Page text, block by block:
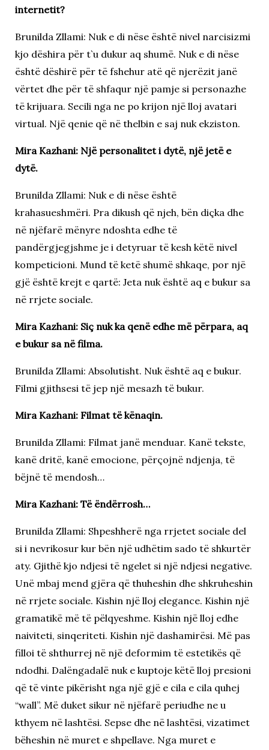
internetit?
Brunilda Zllami: Nuk e di nëse është nivel narcisizmi
kjo dëshira për t`u dukur aq shumë. Nuk e di nëse
është dëshirë për të fshehur atë që njerëzit janë
vërtet dhe për të shfaqur një pamje si personazhe
të krijuara. Secili nga ne po krijon një lloj avatari
virtual. Një qenie që në thelbin e saj nuk ekziston.
Mira Kazhani: Një personalitet i dytë, një jetë e
dytë.
Brunilda Zllami: Nuk e di nëse është
krahasueshmëri. Pra dikush që njeh, bën diçka dhe
në njëfarë mënyre ndoshta edhe të
pandërgjegjshme je i detyruar të kesh këtë nivel
kompeticioni. Mund të ketë shumë shkaqe, por një
gjë është krejt e qartë: Jeta nuk është aq e bukur sa
në rrjete sociale.
Mira Kazhani: Siç nuk ka qenë edhe më përpara, aq
e bukur sa në filma.
Brunilda Zllami: Absolutisht. Nuk është aq e bukur.
Filmi gjithsesi të jep një mesazh të bukur.
Mira Kazhani: Filmat të kënaqin.
Brunilda Zllami: Filmat janë menduar. Kanë tekste,
kanë dritë, kanë emocione, përçojnë ndjenja, të
bëjnë të mendosh…
Mira Kazhani: Të ëndërrosh…
Brunilda Zllami: Shpeshherë nga rrjetet sociale del
si i nevrikosur kur bën një udhëtim sado të shkurtër
aty. Gjithë kjo ndjesi të ngelet si një ndjesi negative.
Unë mbaj mend gjëra që thuheshin dhe shkruheshin
në rrjete sociale. Kishin një lloj elegance. Kishin një
gramatikë më të pëlqyeshme. Kishin një lloj edhe
naiviteti, sinqeriteti. Kishin një dashamirësi. Më pas
filloi të shthurrej në një deformim të estetikës që
ndodhi. Dalëngadalë nuk e kuptoje këtë lloj presioni
që të vinte pikërisht nga një gjë e cila e cila quhej
“wall”. Më duket sikur në njëfarë periudhe ne u
kthyem në lashtësi. Sepse dhe në lashtësi, vizatimet
bëheshin në muret e shpellave. Nga muret e